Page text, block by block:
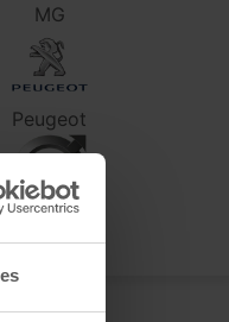
MG
Peugeot